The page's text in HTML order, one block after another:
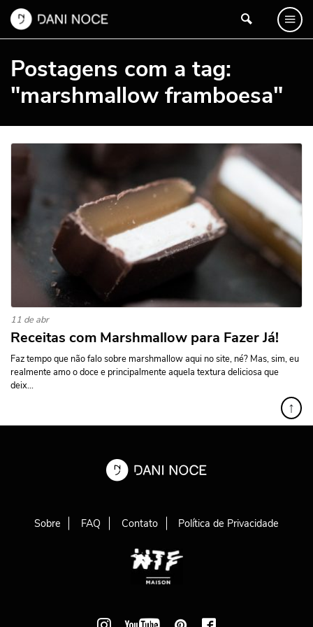
Postagens com a tag:
"marshmallow framboesa"
11 de abr
Receitas com Marshmallow para Fazer Já!
Faz tempo que não falo sobre marshmallow aqui no site, né? Mas, sim, eu
realmente amo o doce e principalmente aquela textura deliciosa que
deix...
↑
Sobre FAQ Contato Política de Privacidade